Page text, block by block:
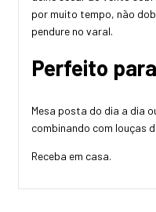
por muito tempo, não
pendure no varal.
Perfeito para
Mesa posta do dia a dia
combinando com louças
Receba em casa.